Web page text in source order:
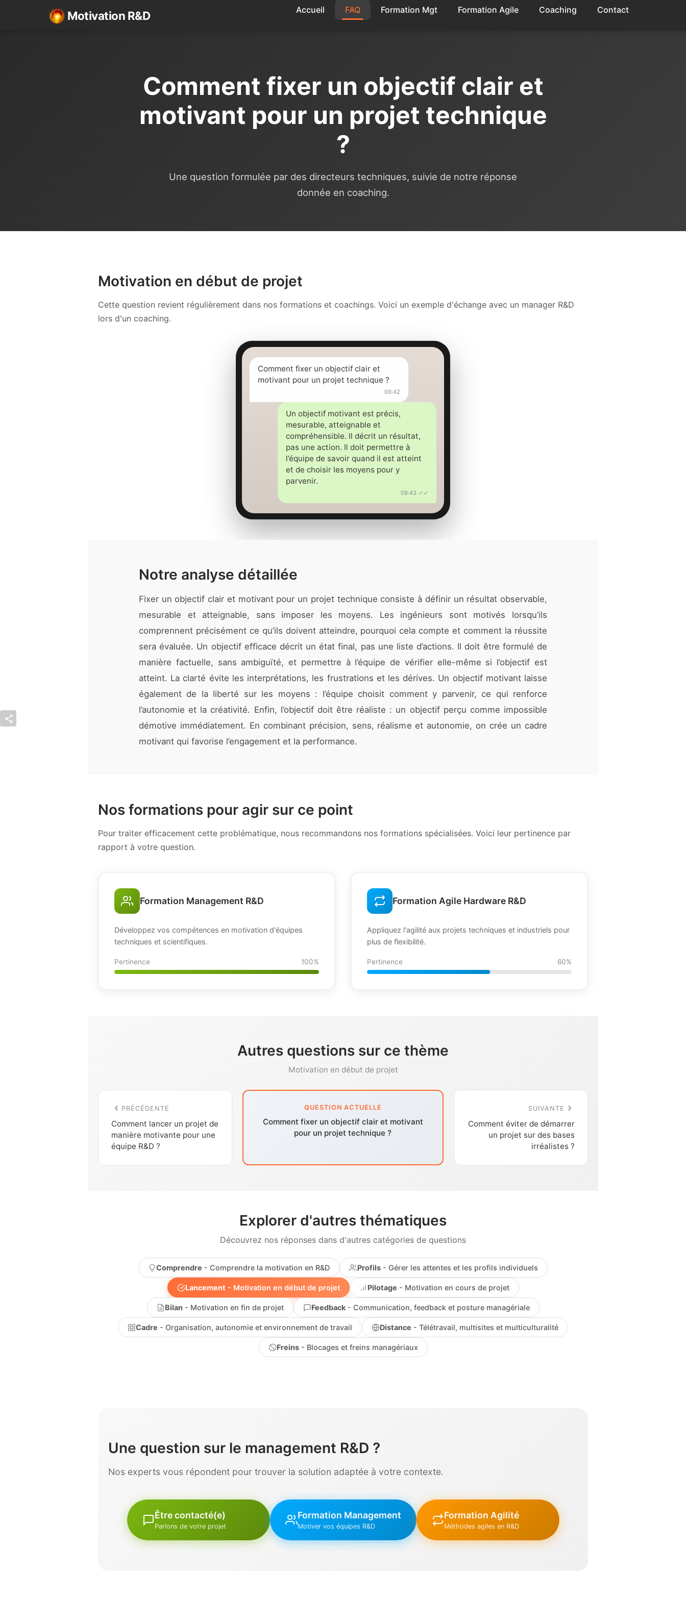
Motivation R&D Accueil FAQ Formation Mgt Formation Agile Coaching Contact
Comment fixer un objectif clair et
motivant pour un projet technique
?
Une question formulée par des directeurs techniques, suivie de notre réponse
donnée en coaching.
Motivation en début de projet
Cette question revient régulièrement dans nos formations et coachings. Voici un exemple d'échange avec un manager R&D
lors d'un coaching.
Comment fixer un objectif clair et
motivant pour un projet technique ?
09:42
Un objectif motivant est précis,
mesurable, atteignable et
compréhensible. Il décrit un résultat,
pas une action. Il doit permettre à
l’équipe de savoir quand il est atteint
et de choisir les moyens pour y
parvenir.
09:43 ✓✓
Notre analyse détaillée
Fixer un objectif clair et motivant pour un projet technique consiste à définir un résultat observable,
mesurable et atteignable, sans imposer les moyens. Les ingénieurs sont motivés lorsqu’ils
comprennent précisément ce qu’ils doivent atteindre, pourquoi cela compte et comment la réussite
sera évaluée. Un objectif efficace décrit un état final, pas une liste d’actions. Il doit être formulé de
manière factuelle, sans ambiguïté, et permettre à l’équipe de vérifier elle-même si l’objectif est
atteint. La clarté évite les interprétations, les frustrations et les dérives. Un objectif motivant laisse
également de la liberté sur les moyens : l’équipe choisit comment y parvenir, ce qui renforce
l’autonomie et la créativité. Enfin, l’objectif doit être réaliste : un objectif perçu comme impossible
démotive immédiatement. En combinant précision, sens, réalisme et autonomie, on crée un cadre
motivant qui favorise l’engagement et la performance.
Nos formations pour agir sur ce point
Pour traiter efficacement cette problématique, nous recommandons nos formations spécialisées. Voici leur pertinence par
rapport à votre question.
Formation Management R&D
Développez vos compétences en motivation d'équipes
techniques et scientifiques.
Pertinence 100%
Formation Agile Hardware R&D
Appliquez l'agilité aux projets techniques et industriels pour
plus de flexibilité.
Pertinence 60%
Autres questions sur ce thème
Motivation en début de projet
PRÉCÉDENTE
Comment lancer un projet de
manière motivante pour une
équipe R&D ?
QUESTION ACTUELLE
Comment fixer un objectif clair et motivant
pour un projet technique ?
SUIVANTE
Comment éviter de démarrer
un projet sur des bases
irréalistes ?
Explorer d'autres thématiques
Découvrez nos réponses dans d'autres catégories de questions
Comprendre - Comprendre la motivation en R&D Profils - Gérer les attentes et les profils individuels
Lancement - Motivation en début de projet Pilotage - Motivation en cours de projet
Bilan - Motivation en fin de projet Feedback- Communication, feedback et posture managériale
Cadre - Organisation, autonomie et environnement de travail Distance - Télétravail, multisites et multiculturalité
Freins- Blocages et freins managériaux
Une question sur le management R&D ?
Nos experts vous répondent pour trouver la solution adaptée à votre contexte.
Être contacté(e)
Parlons de votre projet
Formation Management
Motiver vos équipes R&D
Formation Agilité
Méthodes agiles en R&D